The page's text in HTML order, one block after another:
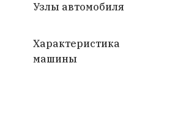
Узлы автомобиля
Характеристика
машины